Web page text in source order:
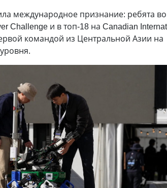
международное признание: ребята
Challenge и в топ-18 на Canadian
командой из Центральной Азии на